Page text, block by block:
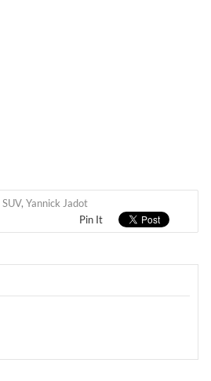
SUV, Yannick Jadot
Pin It